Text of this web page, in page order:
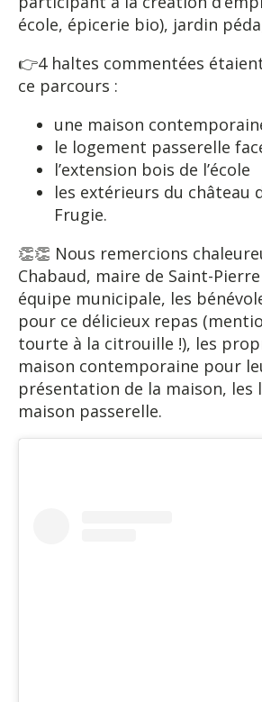
école, épicerie bio), jardin
👉4 haltes commentées
ce parcours :
une maison
le logement passerelle
l’extension bois de l’école
les extérieurs du château
Frugie.
👏👏​ Nous remercions
Chabaud, maire de Saint-
équipe municipale, les
pour ce délicieux repas
tourte à la citrouille !), les
maison contemporaine pour
présentation de la maison, les
maison passerelle.